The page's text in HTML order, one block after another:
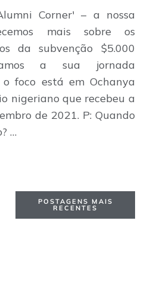
Corner' – a nossa
mais sobre os
da subvenção $5.000
a sua jornada
o foco está em Ochanya
nigeriano que recebeu a
de 2021. P: Quando
…
POSTAGENS MAIS
RECENTES